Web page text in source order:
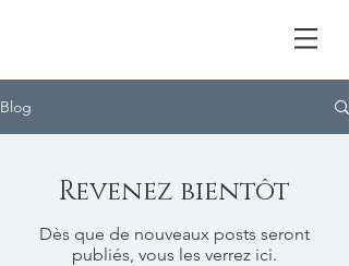
Blog
Revenez bientôt
Dès que de nouveaux posts seront
publiés, vous les verrez ici.